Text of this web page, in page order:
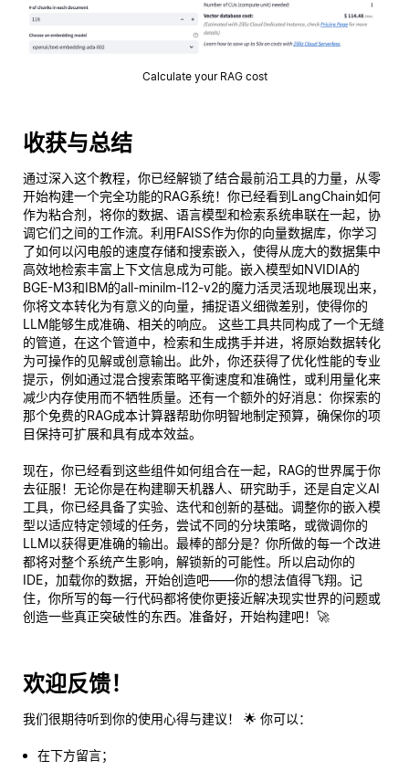
Calculate your RAG cost
收获与总结
通过深入这个教程，你已经解锁了结合最前沿工具的力量，从零
开始构建一个完全功能的RAG系统！你已经看到LangChain如何
作为粘合剂，将你的数据、语言模型和检索系统串联在一起，协
调它们之间的工作流。利用FAISS作为你的向量数据库，你学习
了如何以闪电般的速度存储和搜索嵌入，使得从庞大的数据集中
高效地检索丰富上下文信息成为可能。嵌入模型如NVIDIA的
BGE-M3和IBM的all-minilm-l12-v2的魔力活灵活现地展现出来，
你将文本转化为有意义的向量，捕捉语义细微差别，使得你的
LLM能够生成准确、相关的响应。 这些工具共同构成了一个无缝
的管道，在这个管道中，检索和生成携手并进，将原始数据转化
为可操作的见解或创意输出。此外，你还获得了优化性能的专业
提示，例如通过混合搜索策略平衡速度和准确性，或利用量化来
减少内存使用而不牺牲质量。还有一个额外的好消息：你探索的
那个免费的RAG成本计算器帮助你明智地制定预算，确保你的项
目保持可扩展和具有成本效益。
现在，你已经看到这些组件如何组合在一起，RAG的世界属于你
去征服！无论你是在构建聊天机器人、研究助手，还是自定义AI
工具，你已经具备了实验、迭代和创新的基础。调整你的嵌入模
型以适应特定领域的任务，尝试不同的分块策略，或微调你的
LLM以获得更准确的输出。最棒的部分是？你所做的每一个改进
都将对整个系统产生影响，解锁新的可能性。所以启动你的
IDE，加载你的数据，开始创造吧——你的想法值得飞翔。记
住，你所写的每一行代码都将使你更接近解决现实世界的问题或
创造一些真正突破性的东西。准备好，开始构建吧！🚀
欢迎反馈！
我们很期待听到你的使用心得与建议！ 🌟 你可以：
在下方留言；